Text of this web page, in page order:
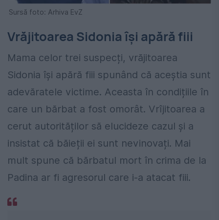
Sursă foto: Arhiva EvZ
Vrăjitoarea Sidonia își apără fiii
Mama celor trei suspecți, vrăjitoarea
Sidonia își apără fiii spunând că aceștia sunt
adevăratele victime. Aceasta în condițiile în
care un bărbat a fost omorât. Vrîjitoarea a
cerut autorităților să elucideze cazul și a
insistat că băieții ei sunt nevinovați. Mai
mult spune că bărbatul mort în crima de la
Padina ar fi agresorul care i-a atacat fiii.